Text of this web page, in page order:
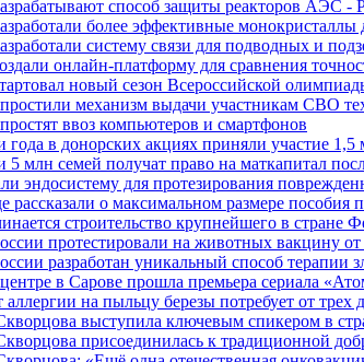
способ защиты реакторов АЭС
более эффективные
систему связи для подводных и
онлайн-платформу для сравнения
новый сезон Всероссийской
механизм выдачи участникам СВО
ввоз компьютеров и смартфонов
года в донорских акциях приняли участие 1,5
млн семей получат право на маткапитал
эндосистему для протезирования
рассказали о максимальном размере пособия
строительство крупнейшего в стране
протестировали на животных вакцину
разработан уникальный способ терапии
в Сарове прошла премьера сериала
аллергии на пыльцу березы потребует от
выступила ключевым спикером в
присоединилась к традиционной